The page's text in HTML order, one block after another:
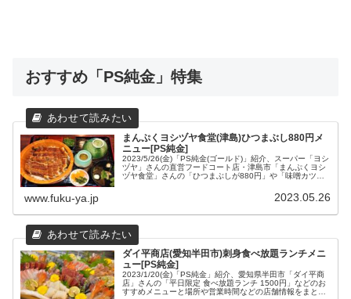
おすすめ「PS純金」特集
まんぷくヨシヅヤ食堂(津島)ひつまぶし880円メ
ニュー[PS純金]
2023/5/26(金)「PS純金(ゴールド)」紹介、スーパー「ヨシ
ヅヤ」さんの直営フードコート店・津島市「まんぷくヨシ
ヅヤ食堂」さんの「ひつまぶしが880円」や「味噌カツ定
www.fuku-ya.jp 2023.05.26
ダイ平商店(愛知半田市)刺身食べ放題ランチメニ
ュー[PS純金]
2023/1/20(金)「PS純金」紹介、愛知県半田市「ダイ平商
店」さんの「平日限定 食べ放題ランチ 1500円」などのお
すすめメニューと場所や営業時間などの店舗情報をまとめ